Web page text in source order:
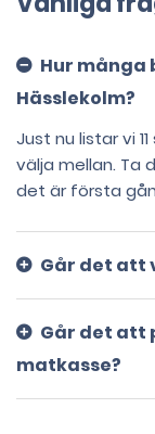
Hur
Hässlekolm?
Just nu listar vi
välja mellan. Ta
det är första
Går det att
Går det att
matkasse?